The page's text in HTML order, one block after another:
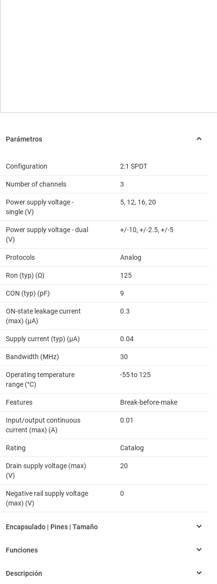
Configuration 2:1 SPDT
Number of channels 3
Power supply voltage -
single (V)
5, 12, 16, 20
Power supply voltage - dual
(V)
+/-10, +/-2.5, +/-5
Protocols Analog
Ron (typ) (Ω) 125
CON (typ) (pF) 9
ON-state leakage current
(max) (µA)
0.3
Supply current (typ) (µA) 0.04
Bandwidth (MHz) 30
Operating temperature
range (°C)
-55 to 125
Features Break-before-make
Input/output continuous
current (max) (A)
0.01
Rating Catalog
Drain supply voltage (max)
(V)
20
Negative rail supply voltage
(max) (V)
0